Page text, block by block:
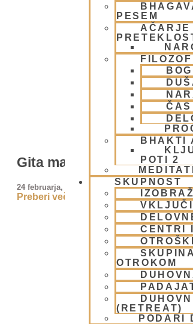
PESEM
BOG
ČAS
BHAKTI
POTI 2
SKUPNOST
CENTRI
OTROKOM
(RETREAT)
PODARI
Gita mahatmja – slave
24 februarja, 2009
Preberi več »